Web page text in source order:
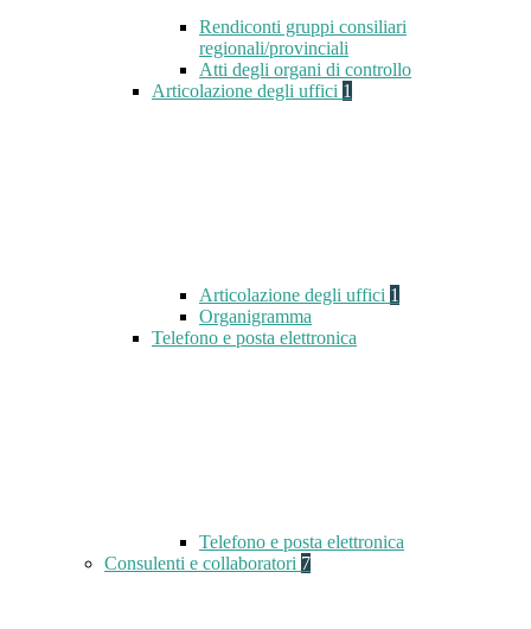
Rendiconti gruppi consiliari
regionali/provinciali
Atti degli organi di controllo
Articolazione degli uffici 1
Articolazione degli uffici 1
Organigramma
Telefono e posta elettronica
Telefono e posta elettronica
Consulenti e collaboratori 7